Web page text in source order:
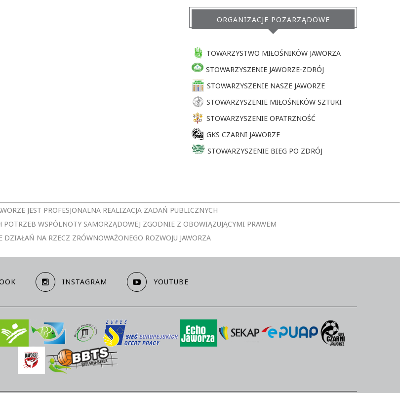
ORGANIZACJE POZARZĄDOWE
TOWARZYSTWO MIŁOŚNIKÓW JAWORZA
STOWARZYSZENIE JAWORZE-ZDRÓJ
STOWARZYSZENIE NASZE JAWORZE
STOWARZYSZENIE MIŁOŚNIKÓW SZTUKI
STOWARZYSZENIE OPATRZNOŚĆ
GKS CZARNI JAWORZE
STOWARZYSZENIE BIEG PO ZDRÓJ
JEST PROFESJONALNA REALIZACJA ZADAŃ PUBLICZNYCH
WSPÓLNOTY SAMORZĄDOWEJ ZGODNIE Z OBOWIĄZUJĄCYMI PRAWEM
DZIAŁAŃ NA RZECZ ZRÓWNOWAŻONEGO ROZWOJU JAWORZA
INSTAGRAM YOUTUBE